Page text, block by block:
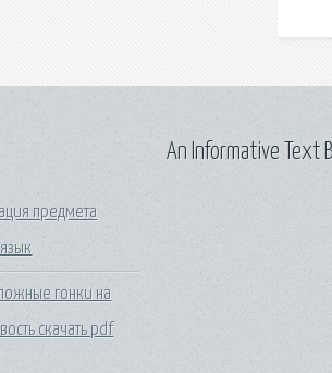
предмета
гонки на
скачать pdf
An Informative Text